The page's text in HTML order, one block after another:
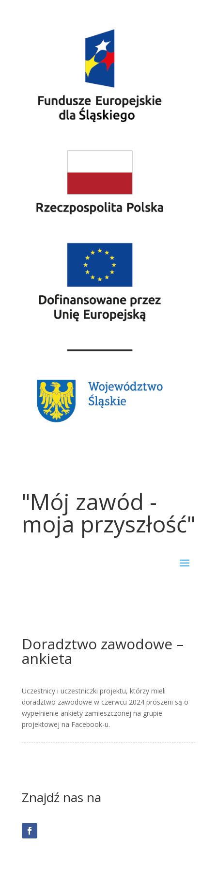
"Mój zawód -
moja przyszłość"
Doradztwo zawodowe –
ankieta
Uczestnicy i uczestniczki projektu, którzy mieli
doradztwo zawodowe w czerwcu 2024 proszeni są o
wypełnienie ankiety zamieszczonej na grupie
projektowej na Facebook-u.
Znajdź nas na